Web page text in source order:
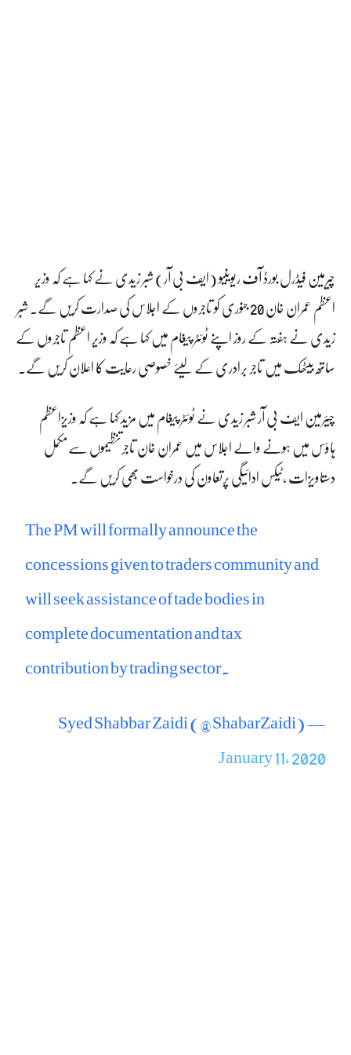
چیرمین فیڈرل بورڈ آف ریوینیو (ایف بی آر) شبر زیدی نے کہا ہے کہ وزیر
اعظم عمران خان 20 جنوری کو تاجروں کے اجلاس کی صدارت کریں گے۔ شبر
زیدی نے ہفتہ کے روز اپنے ٹوئٹر پیغام میں کہا ہے کہ وزیر اعظم تاجروں کے
ساتھ بیٹھک میں تاجر برادری کے لیئے خصوصی رعایت کا اعلان کریں گے۔
چیئرمین ایف بی آر شبر زیدی نے ٹوئٹر پیغام میں مزید کہا ہے کہ وزیزاعظم
ہاؤس میں ہونے والے اجلاس میں عمران خان تاجرتنظیموں سےمکمل
دستاویزات ،ٹیکس ادائیگی پرتعاون کی درخواست بھی کریں گے۔
The PM will formally announce the
concessions given to traders community and
will seek assistance of tade bodies in
complete documentation and tax
contribution by trading sector.
— Syed Shabbar Zaidi (@ShabarZaidi)
January 11, 2020